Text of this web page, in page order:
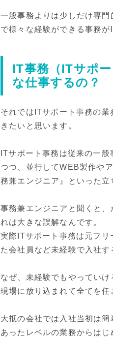
一般事務よりは少しだけ専
で様々な経験ができる事務が
IT事務（ITサポ
な仕事するの？
それではITサポート事務の
きたいと思います。
ITサポート事務は従来の一
つつ、並行してWEB製作や
務兼エンジニア』といった立
事務兼エンジニアと聞くと
れは大きな誤解なんです。
実際ITサポート事務は元フ
た会社員など未経験で入社す
なぜ、未経験でもやってい
現場に放り込まれて全てを任
大抵の会社では入社当初は
あったレベルの業務からはじ